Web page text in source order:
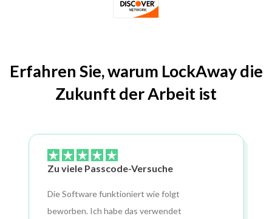
Erfahren Sie, warum LockAway die
Zukunft der Arbeit ist
Zu viele Passcode-Versuche
Die Software funktioniert wie folgt
beworben. Ich habe das verwendet